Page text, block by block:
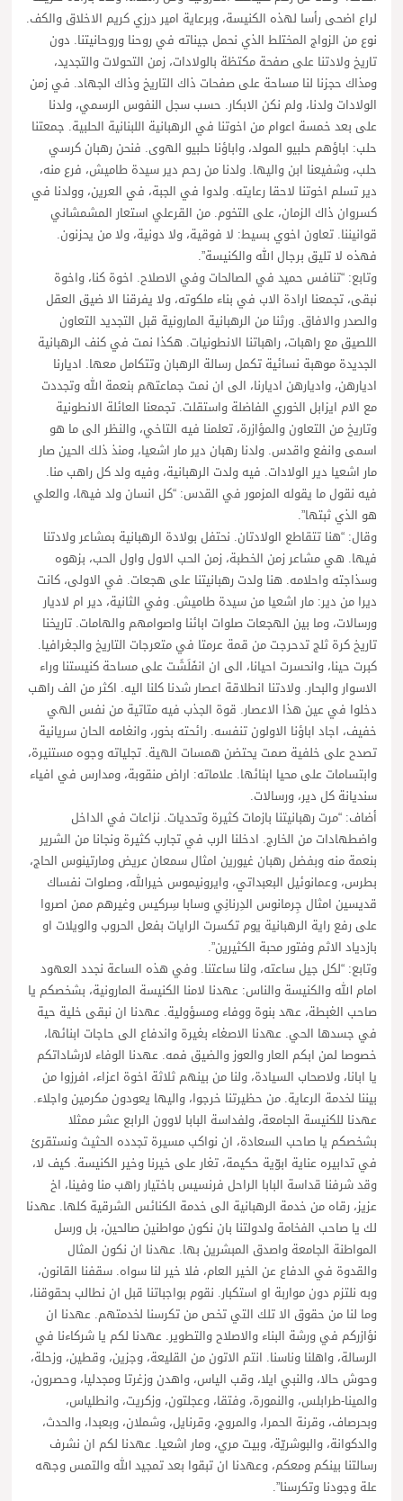
لراع اضحى رأسا لهذه الكنيسة، وبرعاية امير درزي كريم الاخلاق والكف.
نوع من الزواج المختلط الذي نحمل جيناته في روحنا وروحانيتنا. دون
تاريخ ولادتنا على صفحة مكتظة بالولادات، زمن التحولات والتجديد،
ومذاك حجزنا لنا مساحة على صفحات ذاك التاريخ وذاك الجهاد. في زمن
الولادات ولدنا، ولم نكن الابكار. حسب سجل النفوس الرسمي، ولدنا
على بعد خمسة اعوام من اخوتنا في الرهبانية اللبنانية الحلبية. جمعتنا
حلب: اباؤهم حلبيو المولد، واباؤنا حلبيو الهوى. فنحن رهبان كرسي
حلب، وشفيعنا ابن واليها. ولدنا من رحم دير سيدة طاميش، فرع منه،
دير تسلم اخوتنا لاحقا رعايته. ولدوا في الجبة، في العرين، وولدنا في
كسروان ذاك الزمان، على التخوم. من القرعلي استعار المشمشاني
قوانيننا. تعاون اخوي بسيط: لا فوقية، ولا دونية، ولا من يحزنون.
فهذه لا تليق برجال الله والكنيسة”.
وتابع: “تنافس حميد في الصالحات وفي الاصلاح. اخوة كنا، واخوة
نبقى، تجمعنا ارادة الاب في بناء ملكوته، ولا يفرقنا الا ضيق العقل
والصدر والافاق. ورثنا من الرهبانية المارونية قبل التجديد التعاون
اللصيق مع راهبات، راهباتنا الانطونيات. هكذا نمت في كنف الرهبانية
الجديدة موهبة نسائية تكمل رسالة الرهبان وتتكامل معها. اديارنا
اديارهن، واديارهن اديارنا، الى ان نمت جماعتهم بنعمة الله وتجددت
مع الام ايزابل الخوري الفاضلة واستقلت. تجمعنا العائلة الانطونية
وتاريخ من التعاون والمؤازرة، تعلمنا فيه التاخي، والنظر الى ما هو
اسمى وانفع واقدس. ولدنا رهبان دير مار اشعيا، ومنذ ذلك الحين صار
مار اشعيا دير الولادات. فيه ولدت الرهبانية، وفيه ولد كل راهب منا.
فيه نقول ما يقوله المزمور في القدس: “كل انسان ولد فيها، والعلي
هو الذي ثبتها”.
وقال: “هنا تتقاطع الولادتان. نحتفل بولادة الرهبانية بمشاعر ولادتنا
فيها. هي مشاعر زمن الخطبة، زمن الحب الاول واول الحب، بزهوه
وسذاجته واحلامه. هنا ولدت رهبانيتنا على هجعات. في الاولى، كانت
ديرا من دير: مار اشعيا من سيدة طاميش. وفي الثانية، دير ام لاديار
ورسالات، وما بين الهجعات صلوات ابائنا واصوامهم والهامات. تاريخنا
تاريخ كرة ثلج تدحرجت من قمة عرمتا في متعرجات التاريخ والجغرافيا.
كبرت حينا، وانحسرت احيانا، الى ان انفَلَشَت على مساحة كنيستنا وراء
الاسوار والبحار. ولادتنا انطلاقة اعصار شدنا كلنا اليه. اكثر من الف راهب
دخلوا في عين هذا الاعصار. قوة الجذب فيه متاتية من نفس الهي
خفيف، اجاد اباؤنا الاولون تنفسه. رائحته بخور، وانغامه الحان سريانية
تصدح على خلفية صمت يحتضن همسات الهية. تجلياته وجوه مستنيرة،
وابتسامات على محيا ابنائها. علاماته: اراض منقوبة، ومدارس في افياء
سنديانة كل دير، ورسالات.
أضاف: “مرت رهبانيتنا بازمات كثيرة وتحديات. نزاعات في الداخل
واضطهادات من الخارج. ادخلنا الرب في تجارب كثيرة ونجانا من الشرير
بنعمة منه وبفضل رهبان غيورين امثال سمعان عريض ومارتينوس الحاج،
بطرس، وعمانوئيل البعبداتي، وايرونيموس خيرالله، وصلوات نفساك
قديسين امثال جِرمانوس الدِرنانِي وسابا سِركيس وغيرهم ممن اصروا
على رفع راية الرهبانية يوم تكسرت الرايات بفعل الحروب والويلات او
بازدياد الاثم وفتور محبة الكثيرين”.
وتابع: “لكل جيل ساعته، ولنا ساعتنا. وفي هذه الساعة نجدد العهود
امام الله والكنيسة والناس: عهدنا لامنا الكنيسة المارونية، بشخصكم يا
صاحب الغبطة، عهد بنوة ووفاء ومسؤولية. عهدنا ان نبقى خلية حية
في جسدها الحي. عهدنا الاصغاء بغيرة واندفاع الى حاجات ابنائها،
خصوصا لمن ابكم العار والعوز والضيق فمه. عهدنا الوفاء لارشاداتكم
يا ابانا، ولاصحاب السيادة، ولنا من بينهم ثلاثة اخوة اعزاء، افرزوا من
بيننا لخدمة الرعاية. من حظيرتنا خرجوا، واليها يعودون مكرمين واجلاء.
عهدنا للكنيسة الجامعة، ولفداسة البابا لاوون الرابع عشر ممثلا
بشخصكم يا صاحب السعادة، ان نواكب مسيرة تجدده الحثيث ونستقرئ
في تدابيره عناية ابوّية حكيمة، تغار على خيرنا وخير الكنيسة. كيف لا،
وقد شرفنا قداسة البابا الراحل فرنسيس باختيار راهب منا وفينا، اخ
عزيز، رقاه من خدمة الرهبانية الى خدمة الكنائس الشرقية كلها. عهدنا
لك يا صاحب الفخامة ولدولتنا بان نكون مواطنين صالحين، بل ورسل
المواطنة الجامعة واصدق المبشرين بها. عهدنا ان نكون المثال
والقدوة في الدفاع عن الخير العام، فلا خير لنا سواه. سقفنا القانون،
وبه نلتزم دون مواربة او استكبار. نقوم بواجباتنا قبل ان نطالب بحقوقنا،
وما لنا من حقوق الا تلك التي تخص من تكرسنا لخدمتهم. عهدنا ان
نؤازركم في ورشة البناء والاصلاح والتطوير. عهدنا لكم يا شركاءنا في
الرسالة، واهلنا وناسنا. انتم الاتون من القليعة، وجزين، وقطين، وزحلة،
وحوش حالا، والنبي ايلا، وقب الياس، واهدن وزغرتا ومجدليا، وحصرون،
والمينا-طرابلس، والنمورة، وفتقا، وعجلتون، وزكريت، وانطلياس،
وبحرصاف، وقرنة الحمرا، والمروج، وقرنايل، وشملان، وبعبدا، والحدث،
والدكوانة، والبوشريّة، وبيت مري، ومار اشعيا. عهدنا لكم ان نشرف
رسالتنا بينكم ومعكم، وعهدنا ان تبقوا بعد تمجيد الله والتمس وجهه
علة وجودنا وتكرسنا”.